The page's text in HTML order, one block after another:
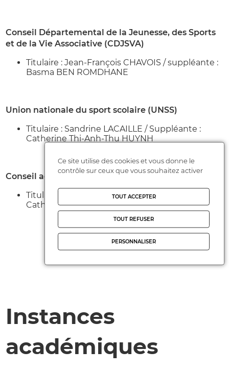
Conseil Départemental de la Jeunesse, des Sports
et de la Vie Associative (CDJSVA)
Titulaire : Jean-François CHAVOIS / suppléante :
Basma BEN ROMDHANE
Union nationale du sport scolaire (UNSS)
Titulaire : Sandrine LACAILLE / Suppléante :
Catherine Thi-Anh-Thu HUYNH
Conseil académique de vie lycéenne (CAVL)
Titulaire : Mathieu DENISOT / Suppléant :
Catherine Thi-Anh-Thu HUYNH
Instances
académiques
Ce site utilise des cookies et vous donne le
contrôle sur ceux que vous souhaitez activer
TOUT ACCEPTER
TOUT REFUSER
PERSONNALISER